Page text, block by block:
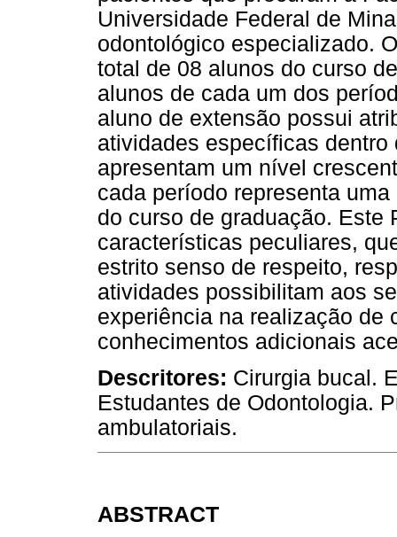
Universidade Federal de
odontológico especializado.
total de 08 alunos do curso
alunos de cada um dos
aluno de extensão possui
atividades específicas
apresentam um nível
cada período representa
do curso de graduação. Este
características peculiares,
estrito senso de respeito,
atividades possibilitam aos
experiência na realização de
conhecimentos adicionais
Descritores: Cirurgia bucal.
Estudantes de Odontologia.
ambulatoriais.
ABSTRACT